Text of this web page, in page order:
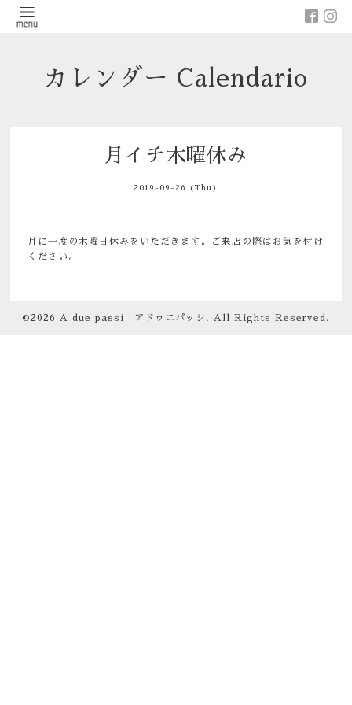
カレンダー Calendario
月イチ木曜休み
2019-09-26 (Thu)
月に一度の木曜日休みをいただきます。ご来店の際はお気を付け
ください。
©2026 A due passi アドゥエパッシ . All Rights Reserved.